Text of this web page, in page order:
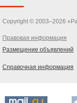
Copyright © 2003–2026
Правовая информация
Размещение объявлений
Справочная информация